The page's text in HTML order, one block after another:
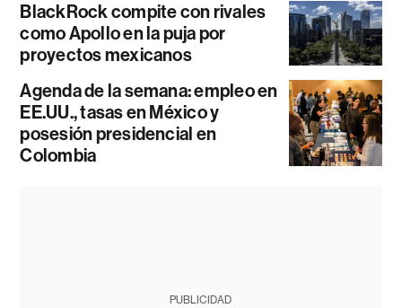
BlackRock compite con rivales
como Apollo en la puja por
proyectos mexicanos
Agenda de la semana: empleo en
EE.UU., tasas en México y
posesión presidencial en
Colombia
PUBLICIDAD